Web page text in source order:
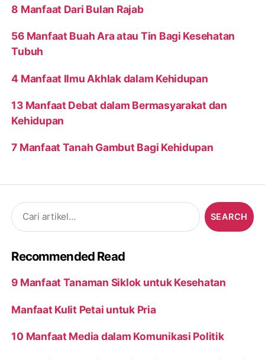
8 Manfaat Dari Bulan Rajab
56 Manfaat Buah Ara atau Tin Bagi Kesehatan
Tubuh
4 Manfaat Ilmu Akhlak dalam Kehidupan
13 Manfaat Debat dalam Bermasyarakat dan
Kehidupan
7 Manfaat Tanah Gambut Bagi Kehidupan
Search
for:
Recommended Read
9 Manfaat Tanaman Siklok untuk Kesehatan
Manfaat Kulit Petai untuk Pria
10 Manfaat Media dalam Komunikasi Politik